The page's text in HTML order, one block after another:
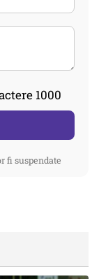
1000
fi suspendate